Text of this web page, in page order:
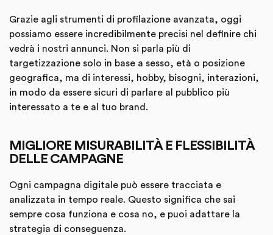
Grazie agli strumenti di profilazione avanzata, oggi
possiamo essere incredibilmente precisi nel definire chi
vedrà i nostri annunci. Non si parla più di
targetizzazione solo in base a sesso, età o posizione
geografica, ma di interessi, hobby, bisogni, interazioni,
in modo da essere sicuri di parlare al pubblico più
interessato a te e al tuo brand.
MIGLIORE MISURABILITÀ E FLESSIBILITÀ
DELLE CAMPAGNE
Ogni campagna digitale può essere tracciata e
analizzata in tempo reale. Questo significa che sai
sempre cosa funziona e cosa no, e puoi adattare la
strategia di conseguenza.